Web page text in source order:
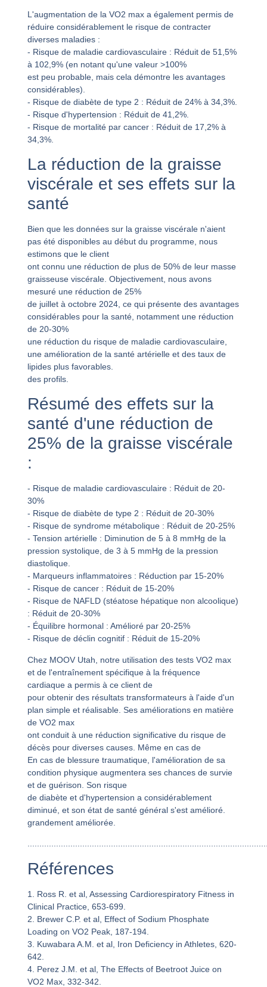
L'augmentation de la VO2 max a également permis de
réduire considérablement le risque de contracter
diverses maladies :
- Risque de maladie cardiovasculaire : Réduit de 51,5%
à 102,9% (en notant qu'une valeur >100%
est peu probable, mais cela démontre les avantages
considérables).
- Risque de diabète de type 2 : Réduit de 24% à 34,3%.
- Risque d'hypertension : Réduit de 41,2%.
- Risque de mortalité par cancer : Réduit de 17,2% à
34,3%.
La réduction de la graisse
viscérale et ses effets sur la
santé
Bien que les données sur la graisse viscérale n'aient
pas été disponibles au début du programme, nous
estimons que le client
ont connu une réduction de plus de 50% de leur masse
graisseuse viscérale. Objectivement, nous avons
mesuré une réduction de 25%
de juillet à octobre 2024, ce qui présente des avantages
considérables pour la santé, notamment une réduction
de 20-30%
une réduction du risque de maladie cardiovasculaire,
une amélioration de la santé artérielle et des taux de
lipides plus favorables.
des profils.
Résumé des effets sur la
santé d'une réduction de
25% de la graisse viscérale
:
- Risque de maladie cardiovasculaire : Réduit de 20-
30%
- Risque de diabète de type 2 : Réduit de 20-30%
- Risque de syndrome métabolique : Réduit de 20-25%
- Tension artérielle : Diminution de 5 à 8 mmHg de la
pression systolique, de 3 à 5 mmHg de la pression
diastolique.
- Marqueurs inflammatoires : Réduction par 15-20%
- Risque de cancer : Réduit de 15-20%
- Risque de NAFLD (stéatose hépatique non alcoolique)
: Réduit de 20-30%
- Équilibre hormonal : Amélioré par 20-25%
- Risque de déclin cognitif : Réduit de 15-20%
Chez MOOV Utah, notre utilisation des tests VO2 max
et de l'entraînement spécifique à la fréquence
cardiaque a permis à ce client de
pour obtenir des résultats transformateurs à l'aide d'un
plan simple et réalisable. Ses améliorations en matière
de VO2 max
ont conduit à une réduction significative du risque de
décès pour diverses causes. Même en cas de
En cas de blessure traumatique, l'amélioration de sa
condition physique augmentera ses chances de survie
et de guérison. Son risque
de diabète et d'hypertension a considérablement
diminué, et son état de santé général s'est amélioré.
grandement améliorée.
Références
1. Ross R. et al, Assessing Cardiorespiratory Fitness in
Clinical Practice, 653-699.
2. Brewer C.P. et al, Effect of Sodium Phosphate
Loading on VO2 Peak, 187-194.
3. Kuwabara A.M. et al, Iron Deficiency in Athletes, 620-
642.
4. Perez J.M. et al, The Effects of Beetroot Juice on
VO2 Max, 332-342.